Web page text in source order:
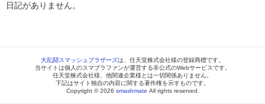
日記がありません。
大乱闘スマッシュブラザーズは、任天堂株式会社様の登録商標です。
当サイトは個人のスマブラファンが運営する非公式のWebサービスです。
任天堂株式会社様、他関連企業様とは一切関係ありません。
下記はサイト独自の内容に関する著作権を示すものです。
Copyright © 2026 smashmate All rights reserved.